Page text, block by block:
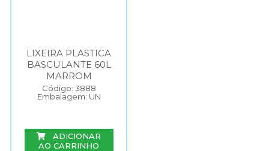
LIXEIRA PLASTICA
BASCULANTE 60L
MARROM
Código: 3888
Embalagem: UN
ADICIONAR
AO CARRINHO